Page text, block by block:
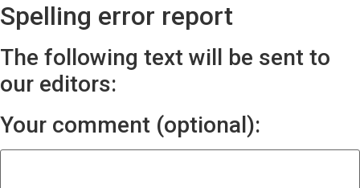
Spelling error report
The following text will be sent to
our editors:
Your comment (optional):